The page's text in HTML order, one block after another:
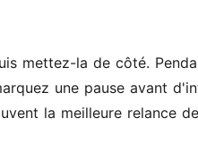
mettez-la de côté.
une pause avant
la meilleure relance